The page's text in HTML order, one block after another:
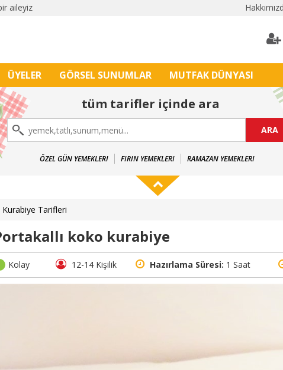
aileyiz
ÜYELER GÖRSEL SUNUMLAR MUTFAK DÜNYASI
tüm tarifler içinde ara
ARA
ÖZEL GÜN YEMEKLERI FIRIN YEMEKLERI RAMAZAN YEMEKLERI
Kurabiye Tarifleri
koko kurabiye
Kolay 12-14 Kişilik Hazırlama Süresi: 1 Saat